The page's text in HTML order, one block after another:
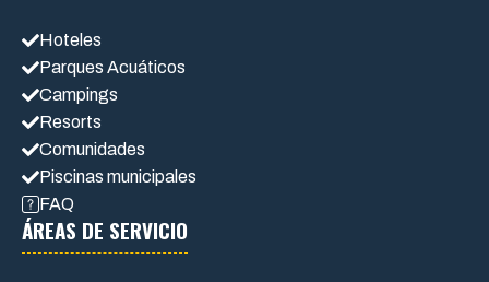
Hoteles
Parques Acuáticos
Campings
Resorts
Comunidades
Piscinas municipales
FAQ
ÁREAS DE SERVICIO